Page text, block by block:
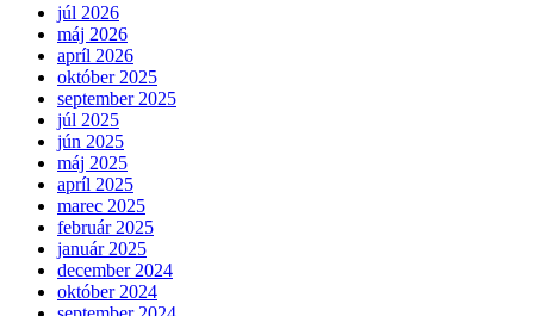
júl 2026
máj 2026
apríl 2026
október 2025
september 2025
júl 2025
jún 2025
máj 2025
apríl 2025
marec 2025
február 2025
január 2025
december 2024
október 2024